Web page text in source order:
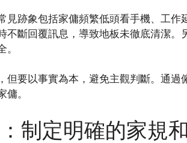
見跡象包括家傭頻繁低頭看手機、工作
不斷回覆訊息，導致地板未徹底清潔。
但要以事實為本，避免主觀判斷。通過
傭。
制定明確的家規